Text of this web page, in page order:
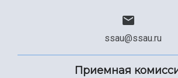
ssau@ssau.ru
Приемная